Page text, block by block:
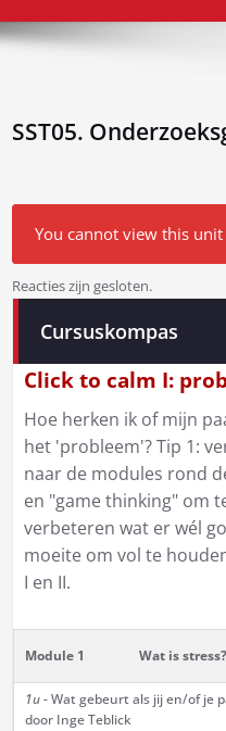
SST05.
You cannot view this
Bericht
navigatie
Reacties zijn gesloten.
Cursuskompas
Click to calm I:
Hoe herken ik of mijn
het 'probleem'? Tip 1:
naar de modules rond
en "game thinking" om
verbeteren wat er wél
moeite om vol te
I en II.
Module 1 Wat is stress?
1u -Wat gebeurt als jij en/of je
door Inge Teblick